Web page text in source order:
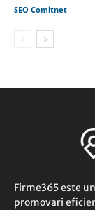
SEO Comitnet
Firme365 este
promovari